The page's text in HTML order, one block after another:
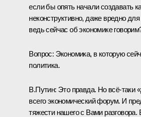
если бы опять начали создавать
неконструктивно, даже вредно
ведь сейчас об экономике
Вопрос: Экономика, в которую
политика.
В.Путин: Это правда. Но всё‑таки
всего экономический форум. И
тяжести нашего с Вами